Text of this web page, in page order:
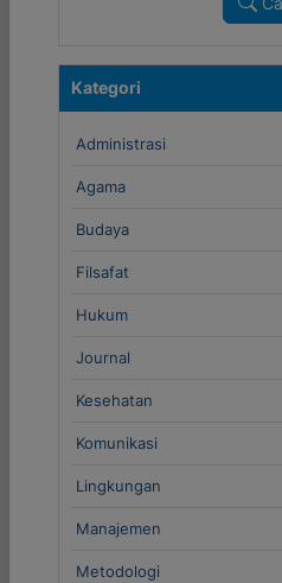
Kategori
Administrasi
Agama
Budaya
Filsafat
Hukum
Journal
Kesehatan
Komunikasi
Lingkungan
Manajemen
Metodologi